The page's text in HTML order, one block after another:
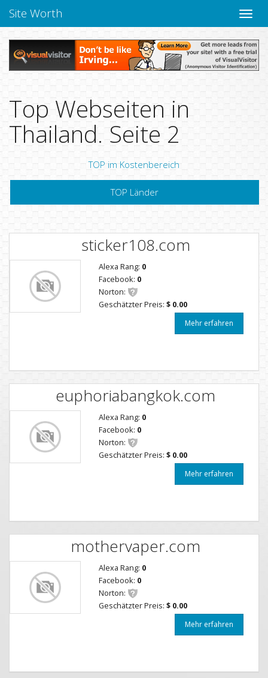
Site Worth
Top Webseiten in
Thailand. Seite 2
TOP im Kostenbereich
TOP Länder
sticker108.com
Alexa Rang: 0
Facebook: 0
Norton:
Geschätzter Preis: $ 0.00
Mehr erfahren
euphoriabangkok.com
Alexa Rang: 0
Facebook: 0
Norton:
Geschätzter Preis: $ 0.00
Mehr erfahren
mothervaper.com
Alexa Rang: 0
Facebook: 0
Norton:
Geschätzter Preis: $ 0.00
Mehr erfahren